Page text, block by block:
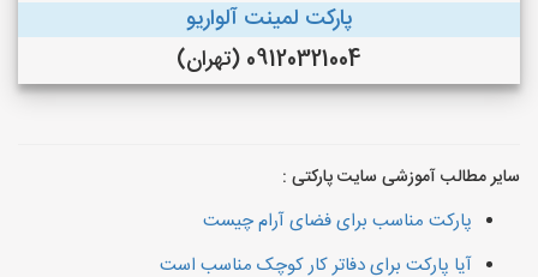
پارکت لمینت آلواریو
09120321004 (تهران)
سایر مطالب آموزشی سایت پارکتی :
پارکت مناسب برای فضای آرام چیست
آیا پارکت برای دفاتر کار کوچک مناسب است